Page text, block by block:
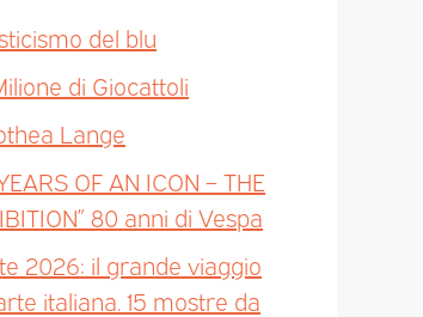
del blu
di Giocattoli
Lange
OF AN ICON – THE
80 anni di Vespa
2026: il grande viaggio
italiana. 15 mostre da